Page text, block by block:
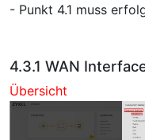
- Punkt 4.1 muss
4.3.1 WAN
Übersicht